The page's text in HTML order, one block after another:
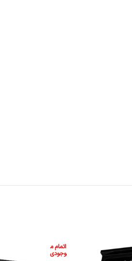
اتمام م
وجودی